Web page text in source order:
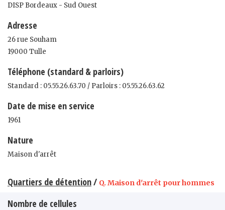
DISP Bordeaux - Sud Ouest
Adresse
26 rue Souham
19000 Tulle
Téléphone (standard & parloirs)
Standard : 05.55.26.63.70 / Parloirs : 05.55.26.63.62
Date de mise en service
1961
Nature
Maison d'arrêt
Quartiers de détention/ Q. Maison d'arrêt pour hommes
Nombre de cellules